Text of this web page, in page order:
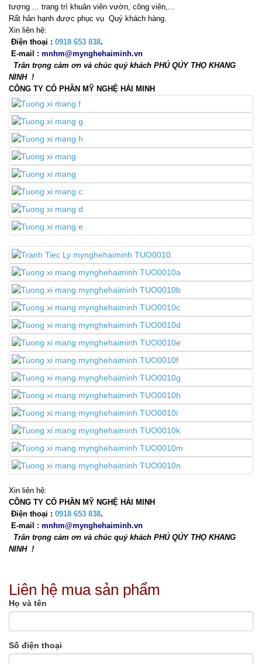
tượng ... trang trí khuân viên vườn, công viên,...
Rất hân hạnh được phục vụ Quý khách hàng.
Xin liên hệ:
Điện thoại : 0918 653 838.
E-mail : mnhm@mynghehaiminh.vn
Trân trọng cảm ơn và chúc quý khách PHÚ QÚY THỌ KHANG
NINH !
CÔNG TY CỔ PHẦN MỸ NGHỆ HẢI MINH
Xin liên hệ:
CÔNG TY CỔ PHẦN MỸ NGHỆ HẢI MINH
Điện thoại : 0918 653 838.
E-mail : mnhm@mynghehaiminh.vn
Trân trọng cảm ơn và chúc quý khách PHÚ QÚY THỌ KHANG
NINH !
Liên hệ mua sản phẩm
Họ và tên
Số điện thoại